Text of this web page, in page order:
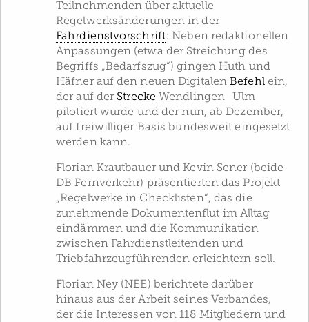
Teilnehmenden über aktuelle
Regelwerksänderungen in der
Fahrdienstvorschrift: Neben redaktionellen
Anpassungen (etwa der Streichung des
Begriffs „Bedarfszug“) gingen Huth und
Häfner auf den neuen DigitalenBefehl ein,
der auf der Strecke Wendlingen–Ulm
pilotiert wurde und der nun, ab Dezember,
auf freiwilliger Basis bundesweit eingesetzt
werden kann.
Florian Krautbauer und Kevin Sener (beide
DB Fernverkehr) präsentierten das Projekt
„Regelwerke in Checklisten“, das die
zunehmende Dokumentenflut im Alltag
eindämmen und die Kommunikation
zwischen Fahrdienstleitenden und
Triebfahrzeugführenden erleichtern soll.
Florian Ney (NEE) berichtete darüber
hinaus aus der Arbeit seines Verbandes,
der die Interessen von 118 Mitgliedern und